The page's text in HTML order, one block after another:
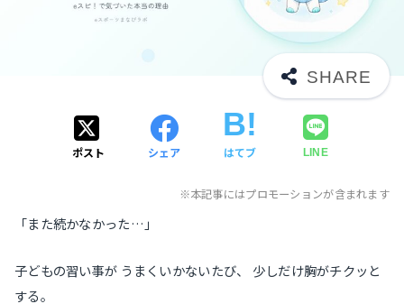
ポスト シェア はてブ LINE
※本記事にはプロモーションが含まれます
「また続かなかった…」
子どもの習い事が うまくいかないたび、 少しだけ胸がチクッと
する。